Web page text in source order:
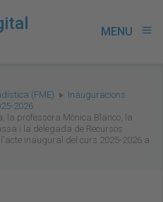
MENU menu
(FME)
Inauguracions
2026
la professora Mònica Blanco, la
i la delegada de Recursos
inaugural del curs 2025-2026 a